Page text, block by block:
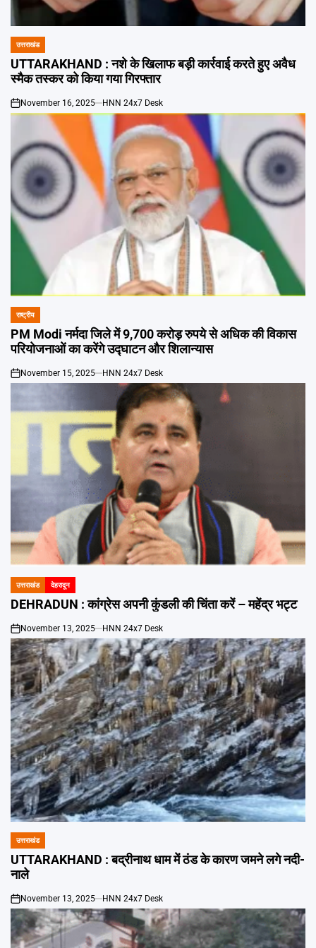
POSTED
IN
उत्तराखंड
UTTARAKHAND : नशे के खिलाफ बड़ी कार्रवाई करते हुए अवैध
स्मैक तस्कर को किया गया गिरफ्तार
on
November 16, 2025 HNN 24x7 Desk
POSTED
IN
राष्ट्रीय
PM Modi नर्मदा जिले में 9,700 करोड़ रुपये से अधिक की विकास
परियोजनाओं का करेंगे उद्घाटन और शिलान्यास
on
November 15, 2025 HNN 24x7 Desk
POSTED
IN
उत्तराखंड देहरादून
DEHRADUN : कांग्रेस अपनी कुंडली की चिंता करें – महेंद्र भट्ट
on
November 13, 2025 HNN 24x7 Desk
POSTED
IN
उत्तराखंड
UTTARAKHAND : बद्रीनाथ धाम में ठंड के कारण जमने लगे नदी-
नाले
on
November 13, 2025 HNN 24x7 Desk